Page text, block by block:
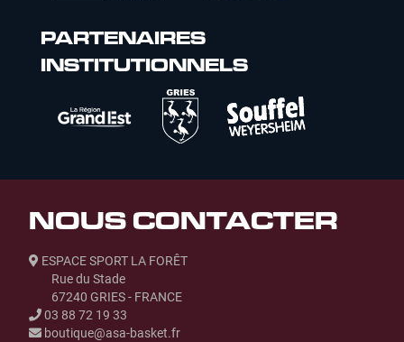
PARTENAIRES
INSTITUTIONNELS
NOUS CONTACTER
ESPACE SPORT LA FORÊT
Rue du Stade
67240 GRIES - FRANCE
03 88 72 19 33
boutique@asa-basket.fr